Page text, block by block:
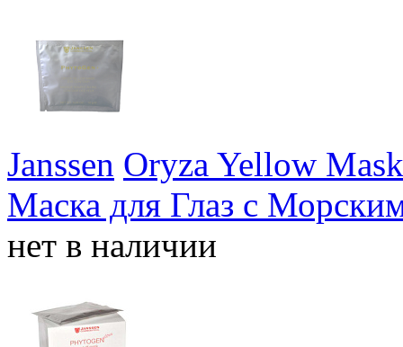
Janssen Oryza Yellow
Маска для Глаз с
нет в наличии